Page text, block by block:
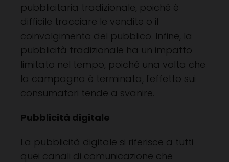
pubblicitaria tradizionale, poiché è
difficile tracciare le vendite o il
coinvolgimento del pubblico. Infine, la
pubblicità tradizionale ha un impatto
limitato nel tempo, poiché una volta che
la campagna è terminata, l'effetto sui
consumatori tende a svanire.
Pubblicità digitale
La pubblicità digitale si riferisce a tutti
quei canali di comunicazione che